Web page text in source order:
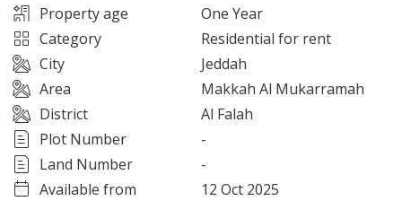
Property age
One Year
Category
Residential for rent
City
Jeddah
Area
Makkah Al Mukarramah
District
Al Falah
Plot Number
-
Land Number
-
Available from
12 Oct 2025